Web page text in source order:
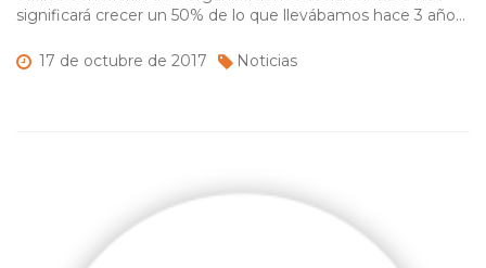
significará crecer un 50% de lo que llevábamos hace 3 años.
porque esta es una solución concreta para más […]
17 de octubre de 2017 Noticias